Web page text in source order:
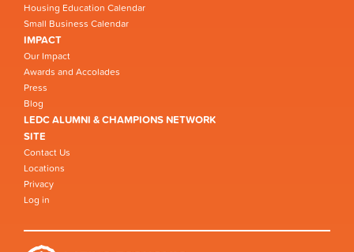
Housing Education Calendar
Small Business Calendar
IMPACT
Our Impact
Awards and Accolades
Press
Blog
LEDC ALUMNI & CHAMPIONS NETWORK
SITE
Contact Us
Locations
Privacy
Log in